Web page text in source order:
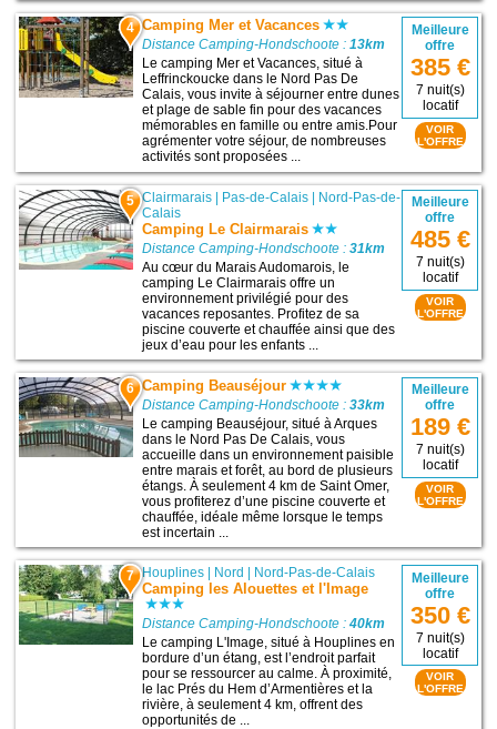
4 Camping Mer et Vacances
Distance Camping-Hondschoote :13km
Le camping Mer et Vacances, situé à
Leffrinckoucke dans le Nord Pas De
Calais, vous invite à séjourner entre dunes
et plage de sable fin pour des vacances
mémorables en famille ou entre amis.Pour
agrémenter votre séjour, de nombreuses
activités sont proposées ...
Meilleure
offre
385 €
7 nuit(s)
locatif
VOIR
L'OFFRE
5 Clairmarais | Pas-de-Calais | Nord-Pas-de-
Calais
Camping Le Clairmarais
Distance Camping-Hondschoote :31km
Au cœur du Marais Audomarois, le
camping Le Clairmarais offre un
environnement privilégié pour des
vacances reposantes. Profitez de sa
piscine couverte et chauffée ainsi que des
jeux d’eau pour les enfants ...
Meilleure
offre
485 €
7 nuit(s)
locatif
VOIR
L'OFFRE
6 Camping Beauséjour
Distance Camping-Hondschoote :33km
Le camping Beauséjour, situé à Arques
dans le Nord Pas De Calais, vous
accueille dans un environnement paisible
entre marais et forêt, au bord de plusieurs
étangs. À seulement 4 km de Saint Omer,
vous profiterez d’une piscine couverte et
chauffée, idéale même lorsque le temps
est incertain ...
Meilleure
offre
189 €
7 nuit(s)
locatif
VOIR
L'OFFRE
7 Houplines Nord Nord-Pas-de-Calais
Camping les Alouettes et l'Image
Distance Camping-Hondschoote :40km
Le camping L'Image, situé à Houplines en
bordure d’un étang, est l’endroit parfait
pour se ressourcer au calme. À proximité,
le lac Prés du Hem d’Armentières et la
rivière, à seulement 4 km, offrent des
opportunités de ...
Meilleure
offre
350 €
7 nuit(s)
locatif
VOIR
L'OFFRE